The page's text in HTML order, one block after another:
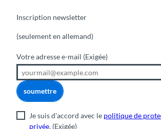
Inscription newsletter
(seulement en allemand)
Votre adresse e-mail (Exigée)
soumettre
Je suis d'accord avec le politique de
privée. (Exigée)